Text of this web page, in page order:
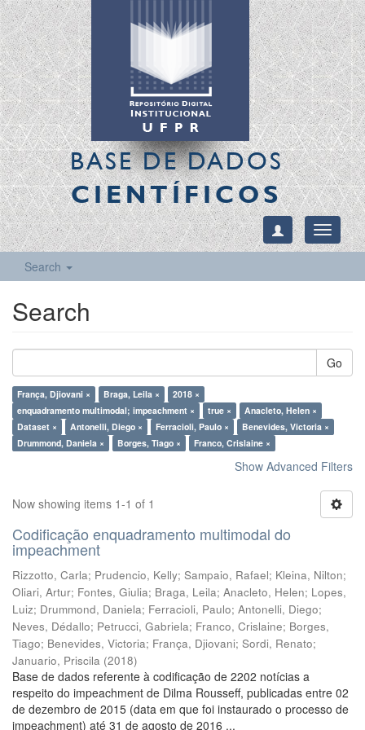
BASE DE DADOS
CIENTÍFICOS
Toggle
Search
Search
Go
França, Djiovani × Braga, Leila ×
2018 ×
enquadramento multimodal; impeachment ×
true ×
Anacleto, Helen ×
Dataset ×
Antonelli, Diego × Ferracioli, Paulo ×
Benevides, Victoria ×
Drummond, Daniela ×
Borges, Tiago × Franco, Crislaine ×
Show Advanced Filters
Now showing items 1-1 of 1
Codificação enquadramento multimodal do
impeachment
Rizzotto, Carla; Prudencio, Kelly; Sampaio, Rafael; Kleina, Nilton;
Oliari, Artur; Fontes, Giulia; Braga, Leila; Anacleto, Helen; Lopes,
Luiz; Drummond, Daniela; Ferracioli, Paulo; Antonelli, Diego;
Neves, Dédallo; Petrucci, Gabriela; Franco, Crislaine; Borges,
Tiago; Benevides, Victoria; França, Djiovani; Sordi, Renato;
Januario, Priscila (2018)
Base de dados referente à codificação de 2202 notícias a
respeito do impeachment de Dilma Rousseff, publicadas entre 02
de dezembro de 2015 (data em que foi instaurado o processo de
impeachment) até 31 de agosto de 2016 ...